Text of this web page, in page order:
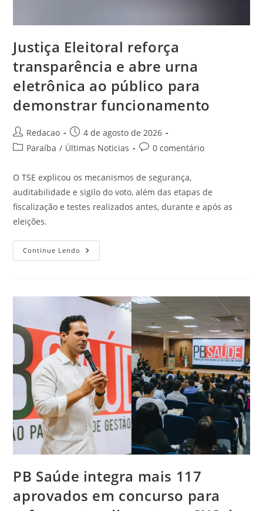
Justiça Eleitoral reforça
transparência e abre urna
eletrônica ao público para
demonstrar funcionamento
Redacao
4 de agosto de 2026
Paraíba / Últimas Noticias 0 comentário
O TSE explicou os mecanismos de segurança,
auditabilidade e sigilo do voto, além das etapas de
fiscalização e testes realizados antes, durante e após as
eleições.
Continue Lendo
PB Saúde integra mais 117
aprovados em concurso para